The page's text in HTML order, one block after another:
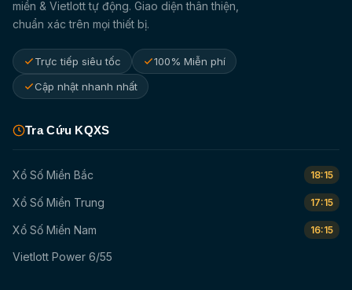
miền & Vietlott tự động. Giao diện thân thiện,
chuẩn xác trên mọi thiết bị.
Trực tiếp siêu tốc
100% Miễn phí
Cập nhật nhanh nhất
Tra Cứu KQXS
Xổ Số Miền Bắc 18:15
Xổ Số Miền Trung 17:15
Xổ Số Miền Nam 16:15
Vietlott Power 6/55